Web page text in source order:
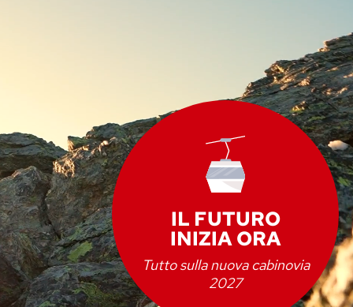
IL FUTURO
INIZIA ORA
Tutto sulla nuova cabinovia
2027